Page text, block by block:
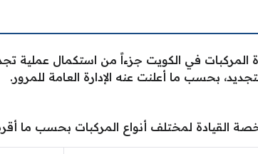
في الكويت جزءاً من استكمال عملية
بحسب ما أعلنت عنه الإدارة العامة للمرور.
القيادة لمختلف أنواع المركبات بحسب ما أقره